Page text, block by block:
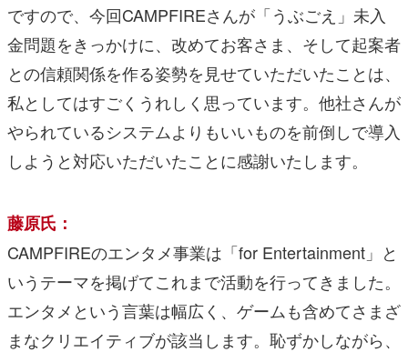
ですので、今回CAMPFIREさんが「うぶごえ」未入
金問題をきっかけに、改めてお客さま、そして起案者
との信頼関係を作る姿勢を見せていただいたことは、
私としてはすごくうれしく思っています。他社さんが
やられているシステムよりもいいものを前倒しで導入
しようと対応いただいたことに感謝いたします。
藤原氏：
CAMPFIREのエンタメ事業は「for Entertainment」と
いうテーマを掲げてこれまで活動を行ってきました。
エンタメという言葉は幅広く、ゲームも含めてさまざ
まなクリエイティブが該当します。恥ずかしながら、